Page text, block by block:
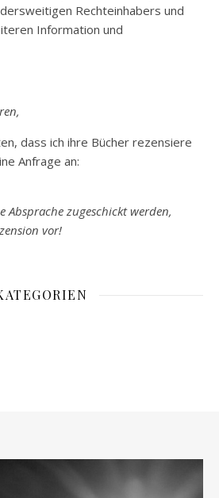
Rechteinhabers und
Information und
dass ich ihre Bücher rezensiere
Anfrage an:
Absprache zugeschickt werden,
vor!